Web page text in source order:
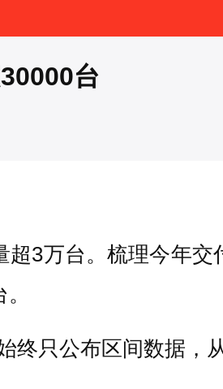
台
超3万台。梳理今年
终只公布区间数据，